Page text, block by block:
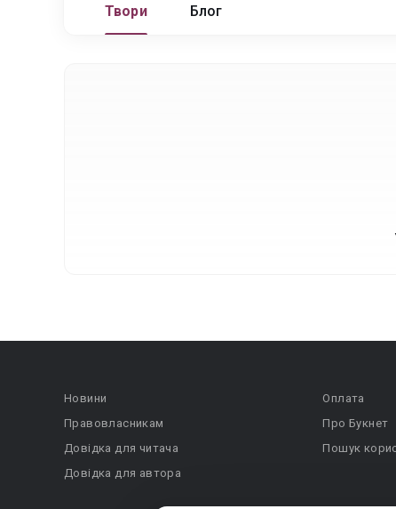
Твори Блог
Новини
Правовласникам
Довідка для читача
Довідка для автора
Оплата
Про Букнет
Пошук